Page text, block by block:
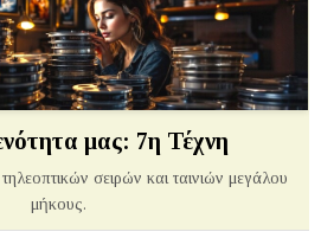
μας: 7η Τέχνη
σειρών και ταινιών μεγάλου
μήκους.